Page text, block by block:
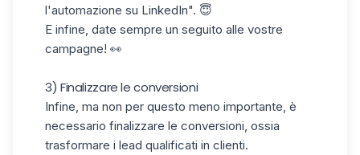
l'automazione su LinkedIn". 😇
E infine, date sempre un seguito alle vostre
campagne! 👀
3) Finalizzare le conversioni
Infine, ma non per questo meno importante, è
necessario finalizzare le conversioni, ossia
trasformare i lead qualificati in clienti.